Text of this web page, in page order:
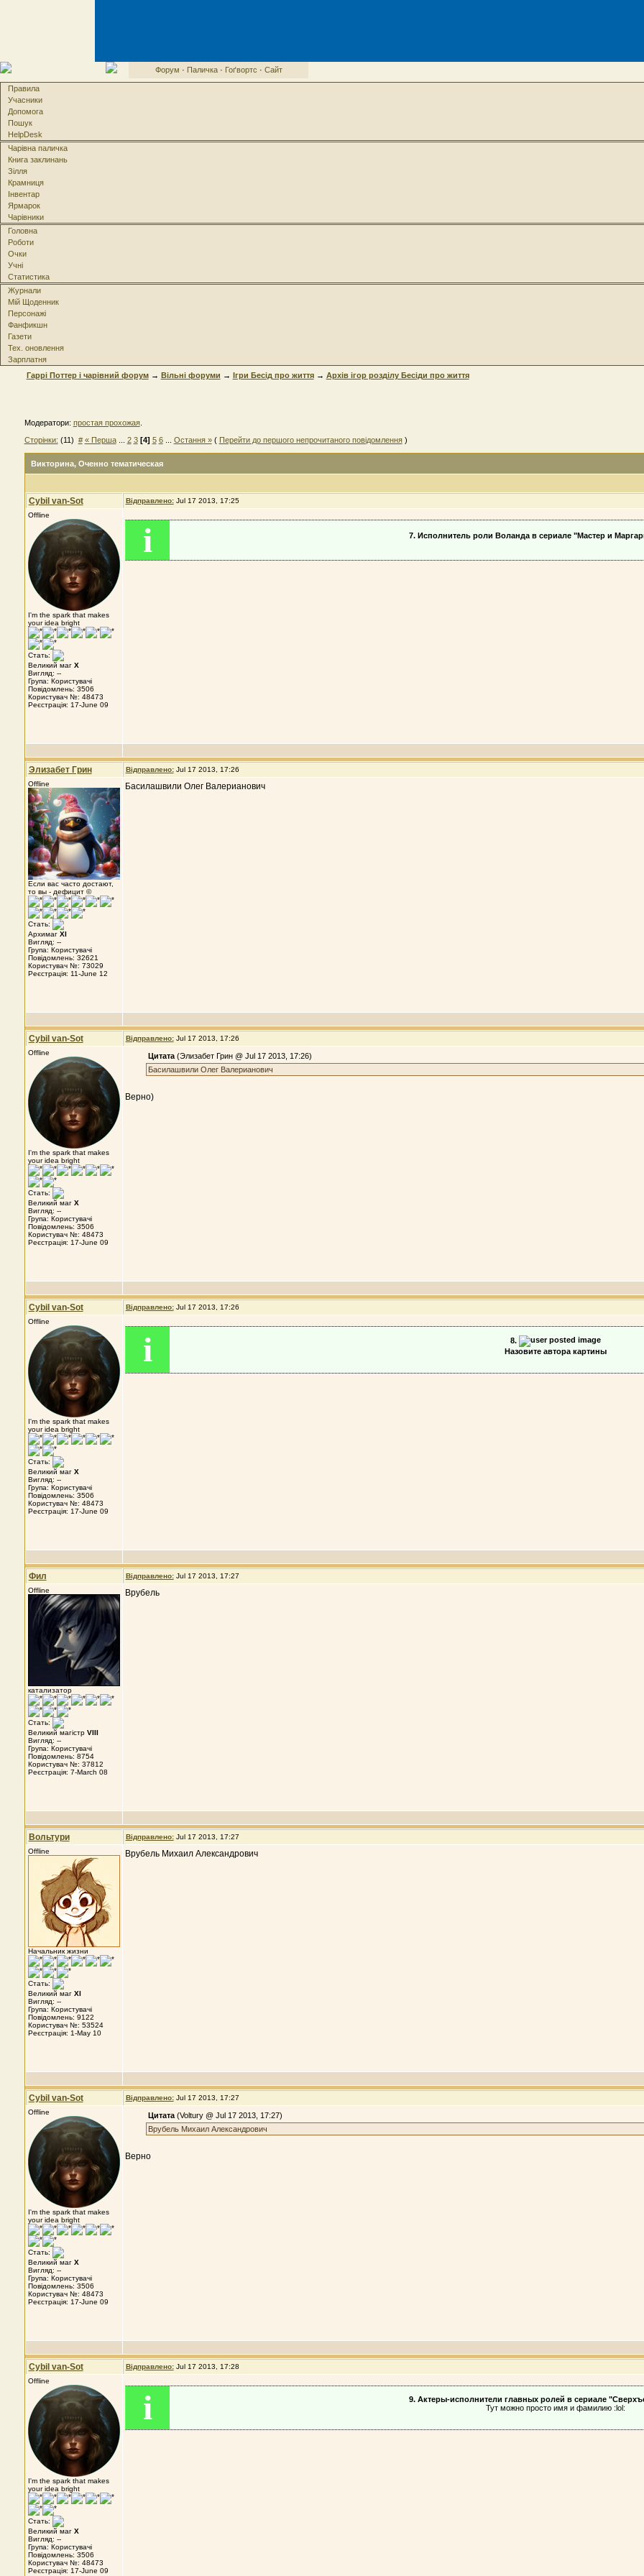
Форум · Паличка· Гоґвортс · Сайт
Правила
Учасники
Допомога
Пошук
HelpDesk
Чарівна паличка
Книга заклинань
Зілля
Крамниця
Інвентар
Ярмарок
Чарівники
Головна
Роботи
Очки
Учні
Статистика
Журнали
Мій Щоденник
Персонажі
Фанфикшн
Газети
Тех. оновлення
Зарплатня
Гаррі Поттер і чарівний форум→ Вільні форуми → Ігри Бесід про життя→ Архів ігор розділу Бесіди про життя
Модератори: простая прохожая.
Сторінки: (11) # « Перша... 2 3 [4] 5 6... Остання »( Перейти до першого непрочитаного повідомлення)
Викторина, Оченно тематическая
Cybil van-Sot Відправлено: Jul 17 2013, 17:25
Offline
I'm the spark that makes
your idea bright
Стать:
Великий маг X
Вигляд: --
Група: Користувачі
Повідомлень: 3506
Користувач №: 48473
Реєстрація: 17-June 09
i 7. Исполнитель роли Воланда в сериале "Мастер и
Элизабет Грин Відправлено: Jul 17 2013, 17:26
Offline
Если вас часто достают,
то вы - дефицит ©
Стать:
Архимаг XI
Вигляд: --
Група: Користувачі
Повідомлень: 32621
Користувач №: 73029
Реєстрація: 11-June 12
Басилашвили Олег Валерианович
Cybil van-Sot Відправлено: Jul 17 2013, 17:26
Offline
I'm the spark that makes
your idea bright
Стать:
Великий маг X
Вигляд: --
Група: Користувачі
Повідомлень: 3506
Користувач №: 48473
Реєстрація: 17-June 09
Цитата (Элизабет Грин @ Jul 17 2013, 17:26)
Басилашвили Олег Валерианович
Верно)
Cybil van-Sot Відправлено: Jul 17 2013, 17:26
Offline
I'm the spark that makes
your idea bright
Стать:
Великий маг X
Вигляд: --
Група: Користувачі
Повідомлень: 3506
Користувач №: 48473
Реєстрація: 17-June 09
i
8.
Назовите автора картины
Фил Відправлено: Jul 17 2013, 17:27
Offline
катализатор
Стать:
Великий магістр VIII
Вигляд: --
Група: Користувачі
Повідомлень: 8754
Користувач №: 37812
Реєстрація: 7-March 08
Врубель
Вольтури Відправлено: Jul 17 2013, 17:27
Offline
Начальник жизни
Стать:
Великий маг XI
Вигляд: --
Група: Користувачі
Повідомлень: 9122
Користувач №: 53524
Реєстрація: 1-May 10
Врубель Михаил Александрович
Cybil van-Sot Відправлено: Jul 17 2013, 17:27
Offline
I'm the spark that makes
your idea bright
Стать:
Великий маг X
Вигляд: --
Група: Користувачі
Повідомлень: 3506
Користувач №: 48473
Реєстрація: 17-June 09
Цитата (Voltury @ Jul 17 2013, 17:27)
Врубель Михаил Александрович
Верно
Cybil van-Sot Відправлено: Jul 17 2013, 17:28
Offline
I'm the spark that makes
your idea bright
Стать:
Великий маг X
Вигляд: --
Група: Користувачі
Повідомлень: 3506
Користувач №: 48473
Реєстрація: 17-June 09
i
9. Актеры-исполнители главных ролей в сериале
Тут можно просто имя и фамилию :lol: